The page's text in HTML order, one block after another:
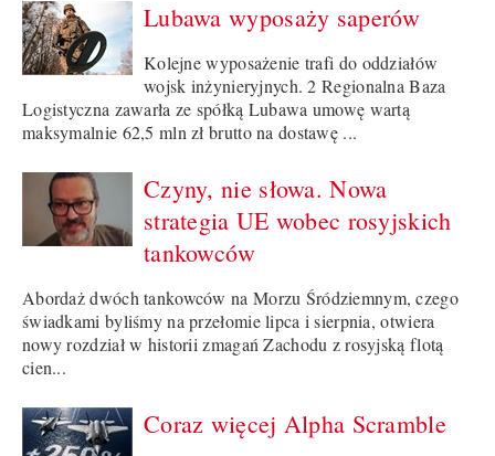
Lubawa wyposaży saperów
Kolejne wyposażenie trafi do oddziałów
wojsk inżynieryjnych. 2 Regionalna Baza
Logistyczna zawarła ze spółką Lubawa umowę wartą
maksymalnie 62,5 mln zł brutto na dostawę ...
Czyny, nie słowa. Nowa
strategia UE wobec rosyjskich
tankowców
Abordaż dwóch tankowców na Morzu Śródziemnym, czego
świadkami byliśmy na przełomie lipca i sierpnia, otwiera
nowy rozdział w historii zmagań Zachodu z rosyjską flotą
cien...
Coraz więcej Alpha Scramble